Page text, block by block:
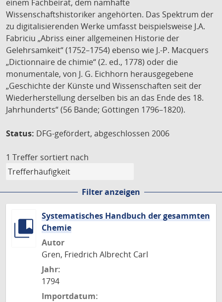
einem Fachbeirat, dem namhafte
Wissenschaftshistoriker angehörten. Das Spektrum der
zu digitalisierenden Werke umfasst beispielsweise J.A.
Fabriciu „Abriss einer allgemeinen Historie der
Gelehrsamkeit“ (1752–1754) ebenso wie J.-P. Macquers
„Dictionnaire de chimie“ (2. ed., 1778) oder die
monumentale, von J. G. Eichhorn herausgegebene
„Geschichte der Künste und Wissenschaften seit der
Wiederherstellung derselben bis an das Ende des 18.
Jahrhunderts“ (56 Bände; Göttingen 1796–1820).
Status: DFG-gefördert, abgeschlossen 2006
1 Treffer sortiert nach
Filter anzeigen
Systematisches Handbuch der gesammten
Chemie
Autor
Gren, Friedrich Albrecht Carl
Jahr:
1794
Importdatum: